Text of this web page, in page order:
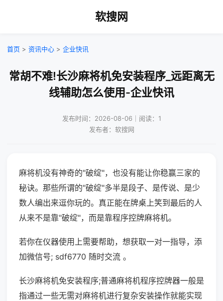
软搜网
首页 > 资讯中心 > 企业快讯
常胡不难!长沙麻将机免安装程序_远距离无
线辅助怎么使用-企业快讯
发布时间：2026-08-06｜阅读：1
发布者：软搜网
麻将机没有神奇的"破绽"，也没有能让你稳赢三家的
秘诀。那些所谓的"破绽"多半是段子、是传说、是少
数人编出来逗你玩的。真正能在牌桌上笑到最后的人
从来不是靠"破绽"，而是靠程序控牌麻将机。
若你在仪器使用上需要帮助，想获取一对一指导，添
加微信号; sdf6770 随时交流 。
长沙麻将机免安装程序;普通麻将机程序控牌器一般是
指通过一些无需对麻将机进行复杂安装操作就能实现